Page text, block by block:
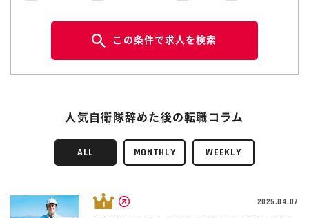
この条件で求人を検索
人気自衛隊辞めた後の転職コラム
ALL MONTHLY WEEKLY
2025.04.07